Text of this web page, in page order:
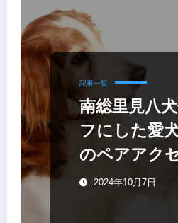
記事一覧
南総里見八
フにした愛
のペアアク
心 -Yashin- 」
2024年10月7日